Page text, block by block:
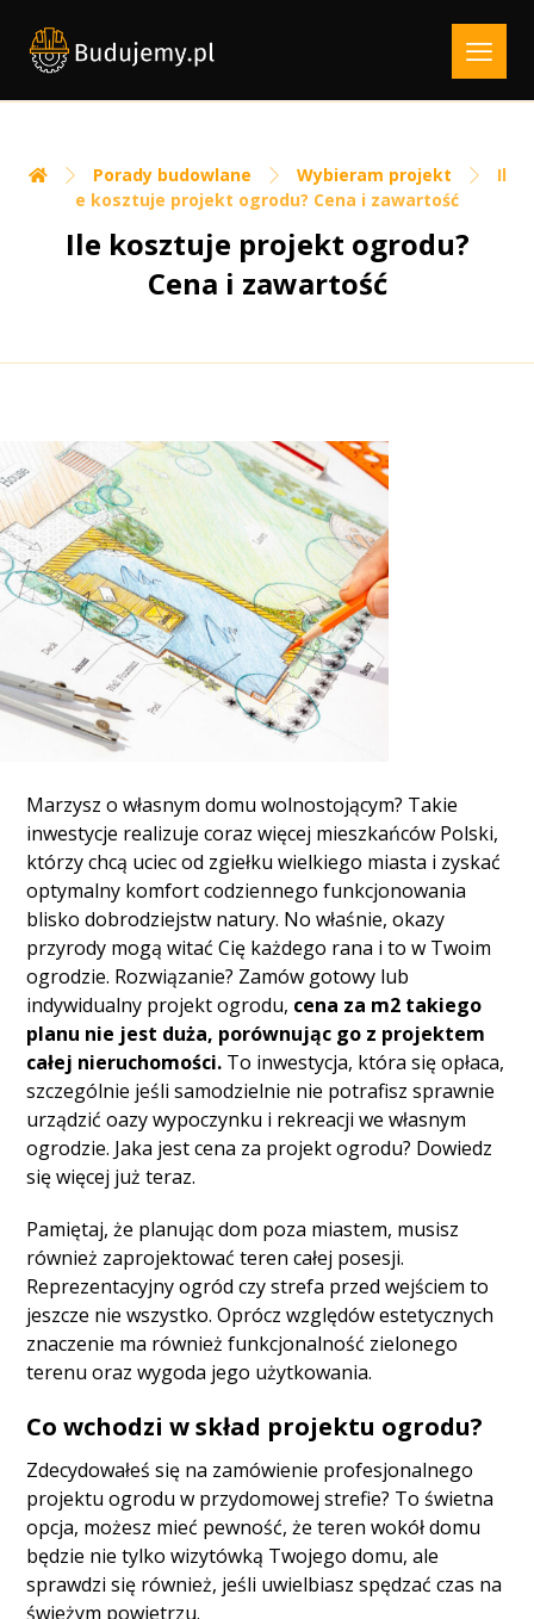
Porady budowlane Wybieram projekt
Il
e kosztuje projekt ogrodu? Cena i zawartość
Ile kosztuje projekt ogrodu?
Cena i zawartość
Marzysz o własnym domu wolnostojącym? Takie
inwestycje realizuje coraz więcej mieszkańców Polski,
którzy chcą uciec od zgiełku wielkiego miasta i zyskać
optymalny komfort codziennego funkcjonowania
blisko dobrodziejstw natury. No właśnie, okazy
przyrody mogą witać Cię każdego rana i to w Twoim
ogrodzie. Rozwiązanie? Zamów gotowy lub
indywidualny projekt ogrodu, cena za m2 takiego
planu nie jest duża, porównując go z projektem
całej nieruchomości. To inwestycja, która się opłaca,
szczególnie jeśli samodzielnie nie potrafisz sprawnie
urządzić oazy wypoczynku i rekreacji we własnym
ogrodzie. Jaka jest cena za projekt ogrodu? Dowiedz
się więcej już teraz.
Pamiętaj, że planując dom poza miastem, musisz
również zaprojektować teren całej posesji.
Reprezentacyjny ogród czy strefa przed wejściem to
jeszcze nie wszystko. Oprócz względów estetycznych
znaczenie ma również funkcjonalność zielonego
terenu oraz wygoda jego użytkowania.
Co wchodzi w skład projektu ogrodu?
Zdecydowałeś się na zamówienie profesjonalnego
projektu ogrodu w przydomowej strefie? To świetna
opcja, możesz mieć pewność, że teren wokół domu
będzie nie tylko wizytówką Twojego domu, ale
sprawdzi się również, jeśli uwielbiasz spędzać czas na
świeżym powietrzu.